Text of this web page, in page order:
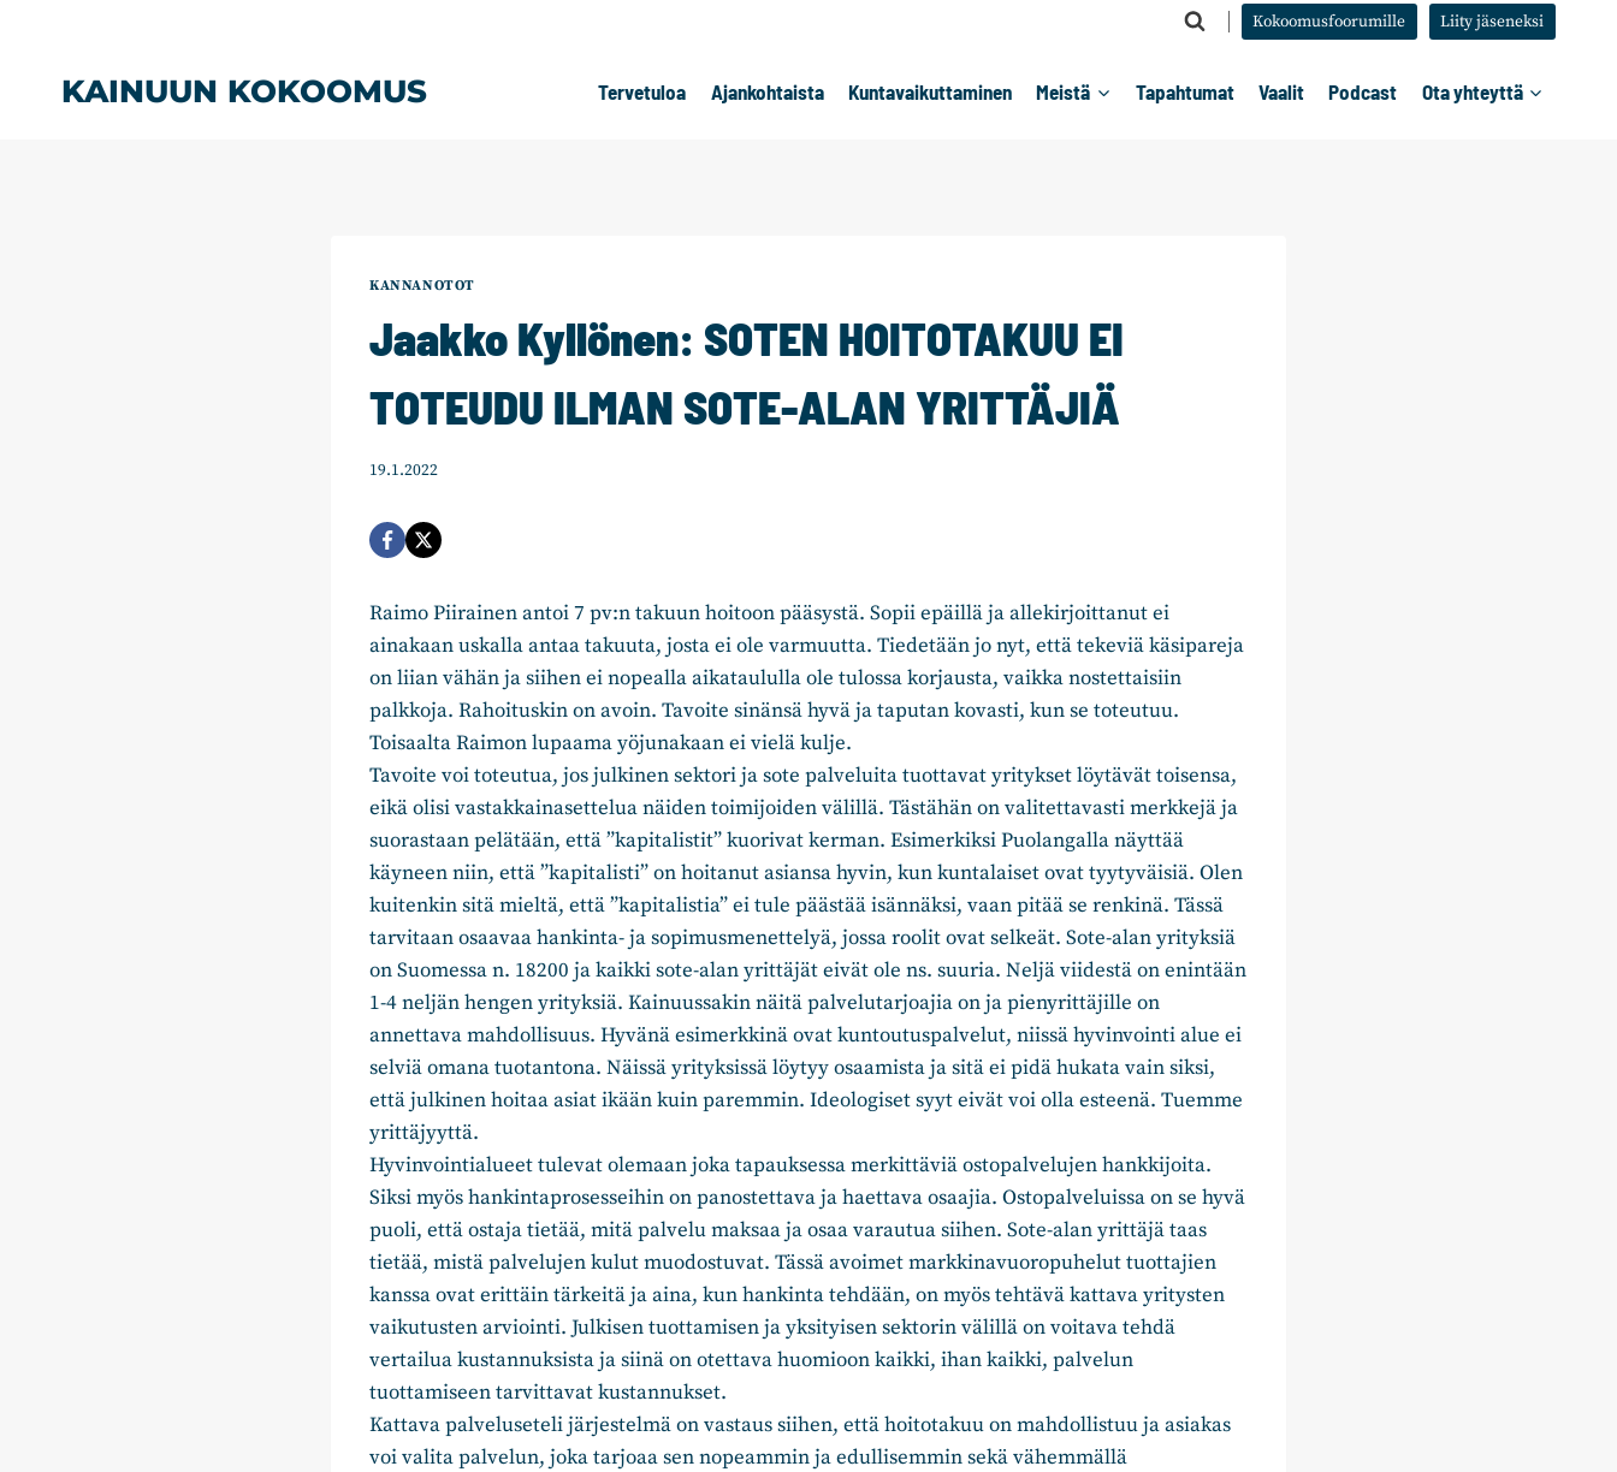
Kokoomusfoorumille Liity jäseneksi
KAINUUN KOKOOMUS Tervetuloa Ajankohtaista Kuntavaikuttaminen Meistä Tapahtumat Vaalit Podcast Ota yhteyttä
KANNANOTOT
Jaakko Kyllönen: SOTEN HOITOTAKUU EI
TOTEUDU ILMAN SOTE-ALAN YRITTÄJIÄ
19.1.2022
Raimo Piirainen antoi 7 pv:n takuun hoitoon pääsystä. Sopii epäillä ja allekirjoittanut ei
ainakaan uskalla antaa takuuta, josta ei ole varmuutta. Tiedetään jo nyt, että tekeviä käsipareja
on liian vähän ja siihen ei nopealla aikataululla ole tulossa korjausta, vaikka nostettaisiin
palkkoja. Rahoituskin on avoin. Tavoite sinänsä hyvä ja taputan kovasti, kun se toteutuu.
Toisaalta Raimon lupaama yöjunakaan ei vielä kulje.
Tavoite voi toteutua, jos julkinen sektori ja sote palveluita tuottavat yritykset löytävät toisensa,
eikä olisi vastakkainasettelua näiden toimijoiden välillä. Tästähän on valitettavasti merkkejä ja
suorastaan pelätään, että ”kapitalistit” kuorivat kerman. Esimerkiksi Puolangalla näyttää
käyneen niin, että ”kapitalisti” on hoitanut asiansa hyvin, kun kuntalaiset ovat tyytyväisiä. Olen
kuitenkin sitä mieltä, että ”kapitalistia” ei tule päästää isännäksi, vaan pitää se renkinä. Tässä
tarvitaan osaavaa hankinta- ja sopimusmenettelyä, jossa roolit ovat selkeät. Sote-alan yrityksiä
on Suomessa n. 18200 ja kaikki sote-alan yrittäjät eivät ole ns. suuria. Neljä viidestä on enintään
1-4 neljän hengen yrityksiä. Kainuussakin näitä palvelutarjoajia on ja pienyrittäjille on
annettava mahdollisuus. Hyvänä esimerkkinä ovat kuntoutuspalvelut, niissä hyvinvointi alue ei
selviä omana tuotantona. Näissä yrityksissä löytyy osaamista ja sitä ei pidä hukata vain siksi,
että julkinen hoitaa asiat ikään kuin paremmin. Ideologiset syyt eivät voi olla esteenä. Tuemme
yrittäjyyttä.
Hyvinvointialueet tulevat olemaan joka tapauksessa merkittäviä ostopalvelujen hankkijoita.
Siksi myös hankintaprosesseihin on panostettava ja haettava osaajia. Ostopalveluissa on se hyvä
puoli, että ostaja tietää, mitä palvelu maksaa ja osaa varautua siihen. Sote-alan yrittäjä taas
tietää, mistä palvelujen kulut muodostuvat. Tässä avoimet markkinavuoropuhelut tuottajien
kanssa ovat erittäin tärkeitä ja aina, kun hankinta tehdään, on myös tehtävä kattava yritysten
vaikutusten arviointi. Julkisen tuottamisen ja yksityisen sektorin välillä on voitava tehdä
vertailua kustannuksista ja siinä on otettava huomioon kaikki, ihan kaikki, palvelun
tuottamiseen tarvittavat kustannukset.
Kattava palveluseteli järjestelmä on vastaus siihen, että hoitotakuu on mahdollistuu ja asiakas
voi valita palvelun, joka tarjoaa sen nopeammin ja edullisemmin sekä vähemmällä